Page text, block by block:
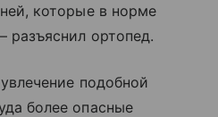
которые в норме
разъяснил ортопед.
подобной
более опасные